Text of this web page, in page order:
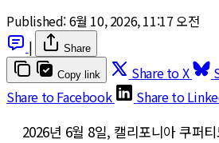
Published:6월 10, 2026, 11:17 오전
|
Share
Copy link Share to X
Share to Facebook
Share to
2026년 6월 8일, 캘리포니아 쿠퍼